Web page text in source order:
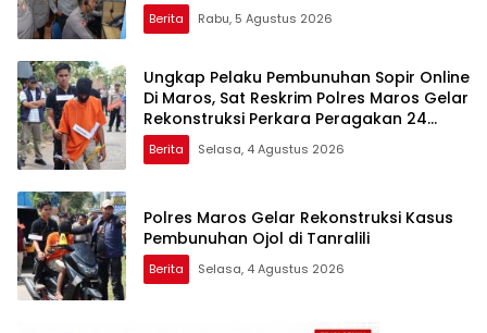
Berita Rabu, 5 Agustus 2026
Ungkap Pelaku Pembunuhan Sopir Online
Di Maros, Sat Reskrim Polres Maros Gelar
Rekonstruksi Perkara Peragakan 24
Adegan
Berita Selasa, 4 Agustus 2026
Polres Maros Gelar Rekonstruksi Kasus
Pembunuhan Ojol di Tanralili
Berita Selasa, 4 Agustus 2026